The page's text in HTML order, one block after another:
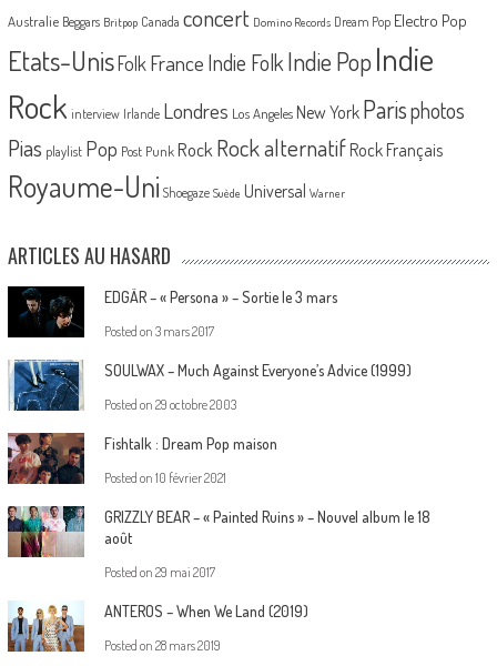
Australie Beggars Britpop Canada concert Domino Records Dream Pop Electro Pop
Etats-UnisFolk France Indie Folk Indie PopIndie
Rock interview Irlande Londres Los Angeles New York Parisphotos
Pias playlist Pop Post Punk Rock Rock alternatif Rock Français
Royaume-Uni Shoegaze Suède Universal Warner
ARTICLES AU HASARD
EDGÄR – « Persona » – Sortie le 3 mars
Posted on 3 mars 2017
SOULWAX – Much Against Everyone’s Advice (1999)
Posted on 29 octobre 2003
Fishtalk : Dream Pop maison
Posted on 10 février 2021
GRIZZLY BEAR – « Painted Ruins » – Nouvel album le 18
août
Posted on 29 mai 2017
ANTEROS – When We Land (2019)
Posted on 28 mars 2019